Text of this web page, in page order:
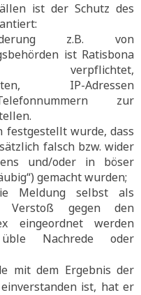
ist der Schutz des
z.B. von
ist Ratisbona
verpflichtet,
IP-Adressen
zur
festgestellt wurde, dass
falsch bzw. wider
und/oder in böser
gemacht wurden;
Meldung selbst als
Verstoß gegen den
eingeordnet werden
Nachrede oder
mit dem Ergebnis der
ist, hat er